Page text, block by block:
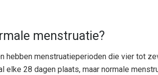
menstruatie?
hebben menstruatieperioden die vier tot
elke 28 dagen plaats, maar normale